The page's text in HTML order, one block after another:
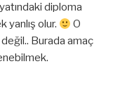
diploma
yanlış olur.
O
değil.. Burada amaç